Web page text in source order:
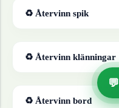
♻ Återvinn spik
♻ Återvinn klänningar
♻ Återvinn bord
💬